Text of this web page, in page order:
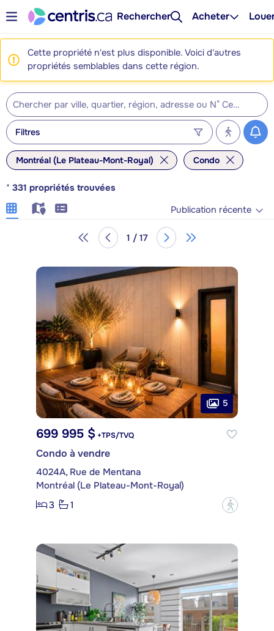
Rechercher Acheter
Cette propriété n'est plus disponible. Voici d'autres
propriétés semblables dans cette région.
Filtres
Montréal (Le Plateau-Mont-Royal) Condo
* 331 propriétés trouvées
Publication récente
1 / 17
5
699 995 $ +TPS/TVQ
Condo à vendre
4024A, Rue de Mentana
Montréal (Le Plateau-Mont-Royal)
3
1 ?